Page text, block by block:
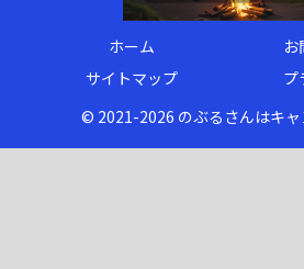
ホーム
サイトマップ
プ
© 2021-2026 のぶるさんはキャ